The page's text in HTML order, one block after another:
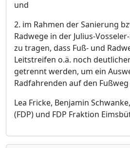
und
2. im Rahmen der Sanierung
Radwege in der Julius-
zu tragen, dass Fuß- und
Leitstreifen o.ä. noch
getrennt werden, um ein
Radfahrenden auf den Fuß
Lea Fricke, Benjamin
(FDP) und FDP Fraktion Eimsbü